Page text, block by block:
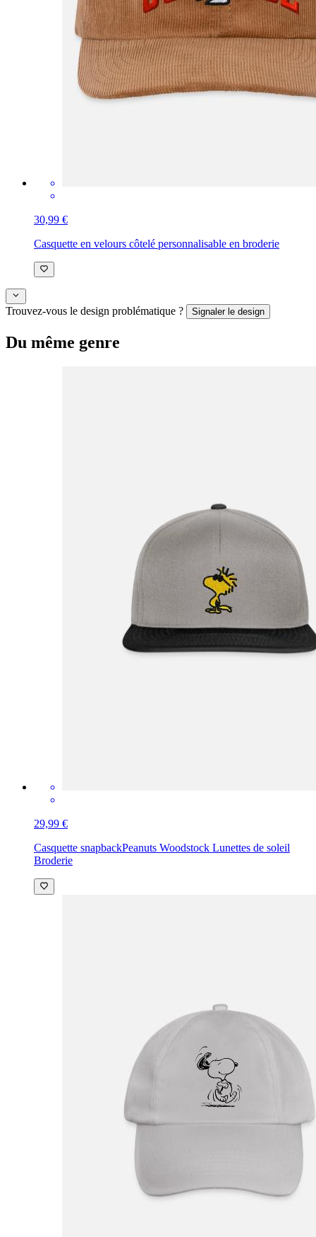
30,99 €
Casquette en velours côtelé personnalisable en broderie
Trouvez-vous le design problématique ? Signaler le design
Du même genre
29,99 €
Casquette snapbackPeanuts Woodstock Lunettes de soleil
Broderie